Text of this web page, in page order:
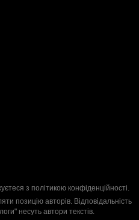
з політикою конфіденційності.
позицію авторів. Відповідальність
несуть автори текстів.